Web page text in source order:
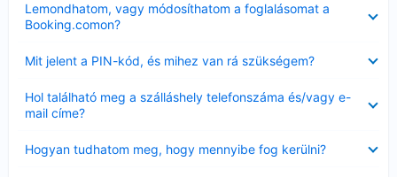
Lemondhatom, vagy módosíthatom a foglalásomat a
Booking.comon?
Mit jelent a PIN-kód, és mihez van rá szükségem?
Hol található meg a szálláshely telefonszáma és/vagy e-
mail címe?
Hogyan tudhatom meg, hogy mennyibe fog kerülni?